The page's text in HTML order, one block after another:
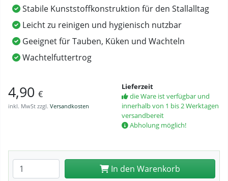
Stabile Kunststoffkonstruktion für den Stallalltag
Leicht zu reinigen und hygienisch nutzbar
Geeignet für Tauben, Küken und Wachteln
Wachtelfuttertrog
4,90 €
inkl. MwSt zzgl. Versandkosten
Lieferzeit
die Ware ist verfügbar und
innerhalb von 1 bis 2 Werktagen
versandbereit
Abholung möglich!
Anzahl eingeben In den Warenkorb